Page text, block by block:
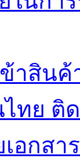
าสิน
ทย ติ
เอกส